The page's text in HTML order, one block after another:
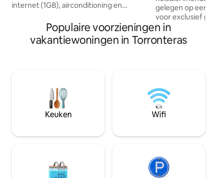
internet (1GB), airconditioning en
omgeving, met priv. sec & Pan. uitzicht
op de vallei van Henares. Auto nodig.
Ideaal om los te koppelen.
bds r v. comf. &, het beste van alles, er is
een hm bioscoop voor w. flms.."
⭐"Sandra was altijd attent en was echt
vriendelijk.." Voeg mijn advertentie toe
de bovenste rechterhoek.
gelegen op een
voor exclusief
om te
ontsnappen.
personen (één
bestaande
tenzij je een toeslag
om de natuur in
Gemoedsrust
Populaire voorzieningen in
vakantiewoningen in Torronteras
Keuken Wifi